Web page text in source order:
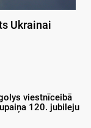
Ukrainai
viestnīceibā
120. jubileju